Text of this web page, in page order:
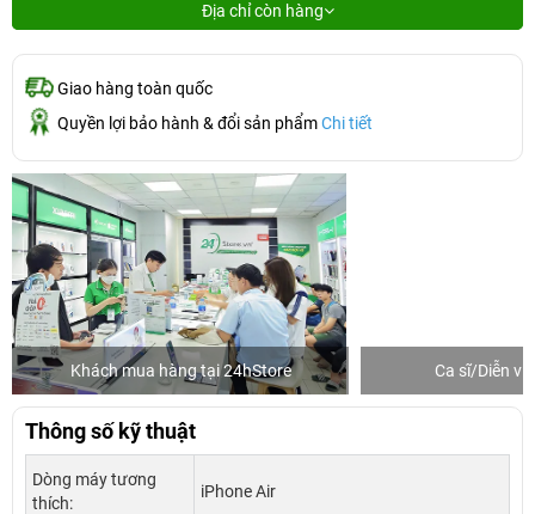
Địa chỉ còn hàng
Giao hàng toàn quốc
Quyền lợi bảo hành & đổi sản phẩmChi tiết
Khách mua hàng tại 24hStore Ca sĩ/Diễn
Thông số kỹ thuật
Dòng máy tương
thích:
iPhone Air